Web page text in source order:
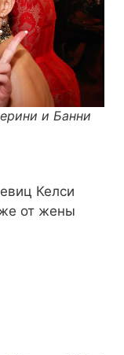
и Банни
Келси
от жены